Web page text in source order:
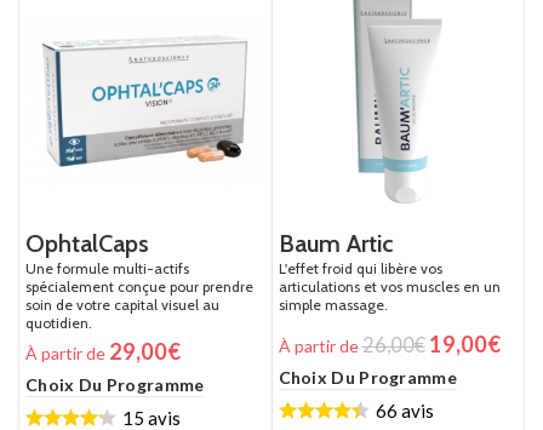
OphtalCaps
Une formule multi-actifs
spécialement conçue pour prendre
soin de votre capital visuel au
quotidien.
À partir de 29,00€
Choix Du Programme
15 avis
Baum Artic
L'effet froid qui libère vos
articulations et vos muscles en un
simple massage.
À partir de26,00€ 19,00€
Choix Du Programme
66 avis